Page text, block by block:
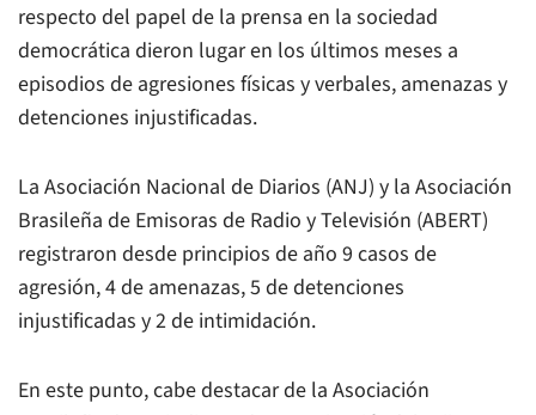
respecto del papel de la prensa en la sociedad
democrática dieron lugar en los últimos meses a
episodios de agresiones físicas y verbales, amenazas y
detenciones injustificadas.
La Asociación Nacional de Diarios (ANJ) y la Asociación
Brasileña de Emisoras de Radio y Televisión (ABERT)
registraron desde principios de año 9 casos de
agresión, 4 de amenazas, 5 de detenciones
injustificadas y 2 de intimidación.
En este punto, cabe destacar de la Asociación